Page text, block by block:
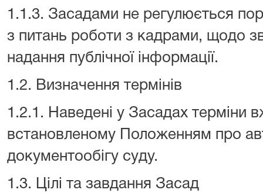
1.1.3. Засадами не регулюється
з питань роботи з кадрами, щодо
надання публічної інформації.
1.2. Визначення термінів
1.2.1. Наведені у Засадах терміни
встановленому Положенням про
документообігу суду.
1.3. Цілі та завдання Засад